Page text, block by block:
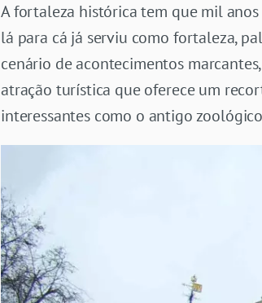
A fortaleza histórica tem que mil
lá para cá já serviu como fortaleza,
cenário de acontecimentos
atração turística que oferece um
interessantes como o antigo